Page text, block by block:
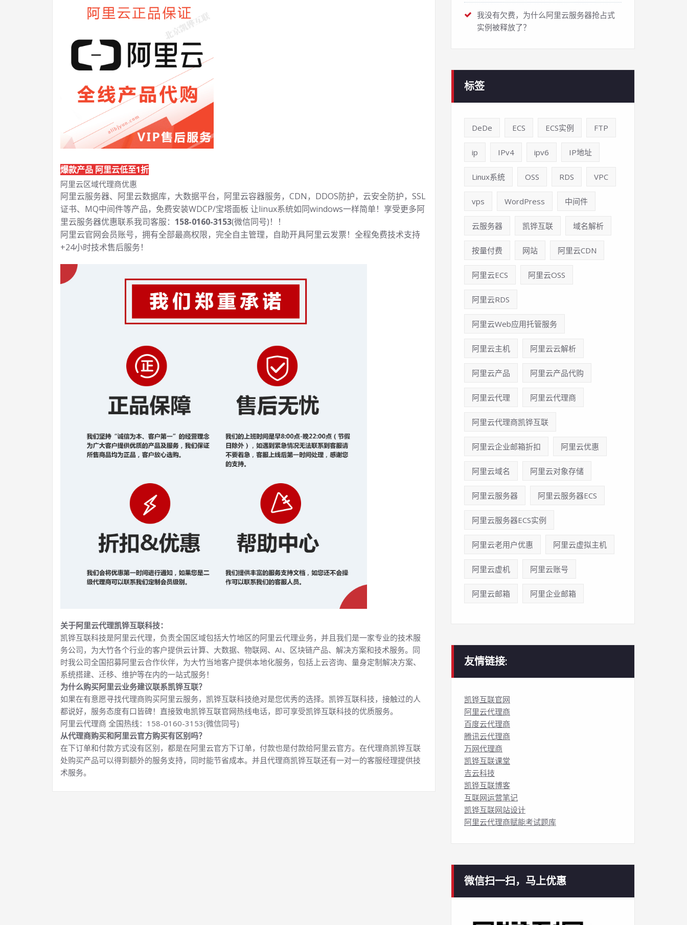
爆款产品 阿里云低至1折
阿里云区域代理商优惠
阿里云服务器、阿里云数据库，大数据平台，阿里云容器服务，CDN，DDOS防护，云安全防护，SSL
证书、MQ中间件等产品，免费安装WDCP/宝塔面板 让linux系统如同windows一样简单！享受更多阿
里云服务器优惠联系我司客服： 158-0160-3153(微信同号)！！
阿里云官网会员账号，拥有全部最高权限，完全自主管理，自助开具阿里云发票！全程免费技术支持
+24小时技术售后服务！
关于阿里云代理凯铧互联科技：
凯铧互联科技是阿里云代理，负责全国区域包括大竹地区的阿里云代理业务，并且我们是一家专业的技术服
务公司，为大竹各个行业的客户提供云计算、大数据、物联网、AI、区块链产品、解决方案和技术服务。同
时我公司全国招募阿里云合作伙伴，为大竹当地客户提供本地化服务，包括上云咨询、量身定制解决方案、
系统搭建、迁移、维护等在内的一站式服务！
为什么购买阿里云业务建议联系凯铧互联？
如果在有意愿寻找代理商购买阿里云服务，凯铧互联科技绝对是您优秀的选择。凯铧互联科技，接触过的人
都说好，服务态度有口皆碑！直接致电凯铧互联官网热线电话，即可享受凯铧互联科技的优质服务。
阿里云代理商 全国热线：158-0160-3153(微信同号)
从代理商购买和阿里云官方购买有区别吗？
在下订单和付款方式没有区别，都是在阿里云官方下订单，付款也是付款给阿里云官方。在代理商凯铧互联
处购买产品可以得到额外的服务支持，同时能节省成本。并且代理商凯铧互联还有一对一的客服经理提供技
术服务。
我没有欠费，为什么阿里云服务器抢占式
实例被释放了？
标签
DeDe ECS ECS实例 FTP
ip IPv4 ipv6 IP地址
Linux系统 OSS RDS VPC
vps WordPress 中间件
云服务器 凯铧互联 域名解析
按量付费 网站 阿里云CDN
阿里云ECS 阿里云OSS
阿里云RDS
阿里云Web应用托管服务
阿里云主机 阿里云云解析
阿里云产品 阿里云产品代购
阿里云代理 阿里云代理商
阿里云代理商凯铧互联
阿里云企业邮箱折扣 阿里云优惠
阿里云域名 阿里云对象存储
阿里云服务器 阿里云服务器ECS
阿里云服务器ECS实例
阿里云老用户优惠 阿里云虚拟主机
阿里云虚机 阿里云账号
阿里云邮箱 阿里企业邮箱
友情链接:
凯铧互联官网
阿里云代理商
百度云代理商
腾讯云代理商
万网代理商
凯铧互联课堂
吉云科技
凯铧互联博客
互联网运营笔记
凯铧互联网站设计
阿里云代理商赋能考试题库
微信扫一扫，马上优惠